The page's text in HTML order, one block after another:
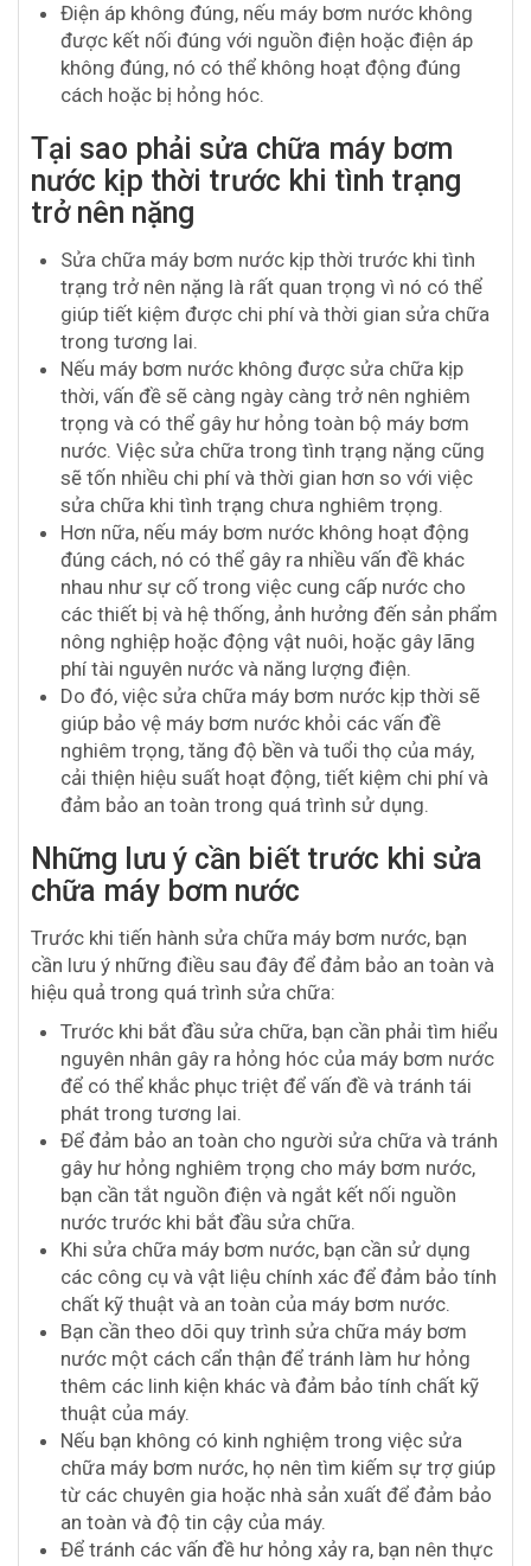
Điện áp không đúng, nếu máy bơm nước không
được kết nối đúng với nguồn điện hoặc điện áp
không đúng, nó có thể không hoạt động đúng
cách hoặc bị hỏng hóc.
Tại sao phải sửa chữa máy bơm
nước kịp thời trước khi tình trạng
trở nên nặng
Sửa chữa máy bơm nước kịp thời trước khi tình
trạng trở nên nặng là rất quan trọng vì nó có thể
giúp tiết kiệm được chi phí và thời gian sửa chữa
trong tương lai.
Nếu máy bơm nước không được sửa chữa kịp
thời, vấn đề sẽ càng ngày càng trở nên nghiêm
trọng và có thể gây hư hỏng toàn bộ máy bơm
nước. Việc sửa chữa trong tình trạng nặng cũng
sẽ tốn nhiều chi phí và thời gian hơn so với việc
sửa chữa khi tình trạng chưa nghiêm trọng.
Hơn nữa, nếu máy bơm nước không hoạt động
đúng cách, nó có thể gây ra nhiều vấn đề khác
nhau như sự cố trong việc cung cấp nước cho
các thiết bị và hệ thống, ảnh hưởng đến sản phẩm
nông nghiệp hoặc động vật nuôi, hoặc gây lãng
phí tài nguyên nước và năng lượng điện.
Do đó, việc sửa chữa máy bơm nước kịp thời sẽ
giúp bảo vệ máy bơm nước khỏi các vấn đề
nghiêm trọng, tăng độ bền và tuổi thọ của máy,
cải thiện hiệu suất hoạt động, tiết kiệm chi phí và
đảm bảo an toàn trong quá trình sử dụng.
Những lưu ý cần biết trước khi sửa
chữa máy bơm nước
Trước khi tiến hành sửa chữa máy bơm nước, bạn
cần lưu ý những điều sau đây để đảm bảo an toàn và
hiệu quả trong quá trình sửa chữa:
Trước khi bắt đầu sửa chữa, bạn cần phải tìm hiểu
nguyên nhân gây ra hỏng hóc của máy bơm nước
để có thể khắc phục triệt để vấn đề và tránh tái
phát trong tương lai.
Để đảm bảo an toàn cho người sửa chữa và tránh
gây hư hỏng nghiêm trọng cho máy bơm nước,
bạn cần tắt nguồn điện và ngắt kết nối nguồn
nước trước khi bắt đầu sửa chữa.
Khi sửa chữa máy bơm nước, bạn cần sử dụng
các công cụ và vật liệu chính xác để đảm bảo tính
chất kỹ thuật và an toàn của máy bơm nước.
Bạn cần theo dõi quy trình sửa chữa máy bơm
nước một cách cẩn thận để tránh làm hư hỏng
thêm các linh kiện khác và đảm bảo tính chất kỹ
thuật của máy.
Nếu bạn không có kinh nghiệm trong việc sửa
chữa máy bơm nước, họ nên tìm kiếm sự trợ giúp
từ các chuyên gia hoặc nhà sản xuất để đảm bảo
an toàn và độ tin cậy của máy.
Để tránh các vấn đề hư hỏng xảy ra, bạn nên thực